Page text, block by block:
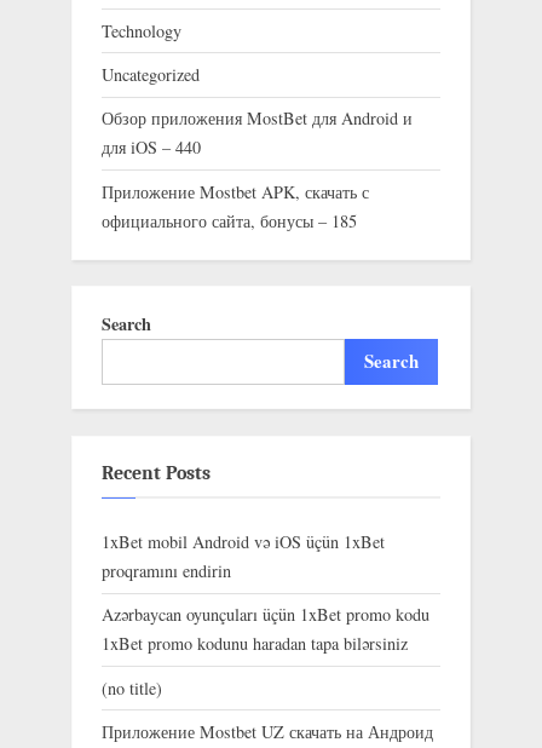
Technology
Uncategorized
Обзор приложения MostBet для Android и
для iOS – 440
Приложение Mostbet APK, скачать с
официального сайта, бонусы – 185
Search
Search
Recent Posts
1xBet mobil Android və iOS üçün 1xBet
proqramını endirin
Azərbaycan oyunçuları üçün 1xBet promo kodu
1xBet promo kodunu haradan tapa bilərsiniz
(no title)
Приложение Mostbet UZ скачать на Андроид